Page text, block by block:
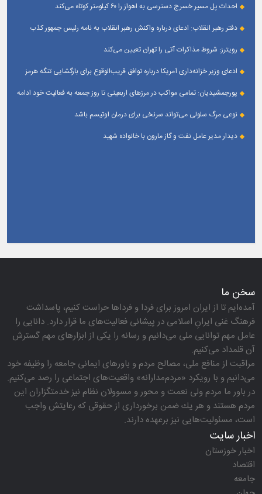
احداث پل مسیر خسرج دسترسی به اهواز را ۶۰ کیلومتر کوتاه می‌کند
دفتر رهبر انقلاب: ادعای درباره واکنش رهبر انقلاب به نامه رئیس جمهور کذب
رویترز: شروط مذاکرات آتی را تهران تعیین می‌کند
ادعای وزیر خزانه‌داری آمریکا درباره توافق قریب‌الوقوع برای بازگشایی تنگه هرمز
پورجمشیدیان: تمامی مواکب در مرزهای اربعینی تا روز جمعه به فعالیت خود ادامه
نوعی مرگ سلولی می‌تواند سرنخی برای درمان اوتیسم باشد
دیدار مدیر عامل نفت و گاز مارون با خانواده شهید
سخن ما
آمده‌ایم تا از ایران امروز برای فردا و فرداها حراست كنیم، پاسداشت
فرهنگ غنی ایرانِ اسلامی در پیشانی فعالیت‌های ما قرار دارد. دانایی را
عامل مهم توانایی ملی می‌دانیم و رسانه را یكی از ابزارهای مهم گسترش
آن قلمداد می‌كنیم.
مراقبت از منافع ملی، مصالح مردم و باورهای ایمانی جامعه را وظیفه خود
می‌دانیم و با رویكرد «مردم‌مدارانه‌» واقعیت‌های اجتماعی را رصد می‌كنیم.
در باور ما مردم ولی نعمت و محور و مسوولان نظام نیز خدمتگزاران این
مردم هستند و هر یك ضمن برخورداری از حقوقی كه رعایتش واجب
است، مسئولیت‌هایی نیز برعهده دارند.
اخبار سایت
اخبار خوزستان
اقتصاد
جامعه